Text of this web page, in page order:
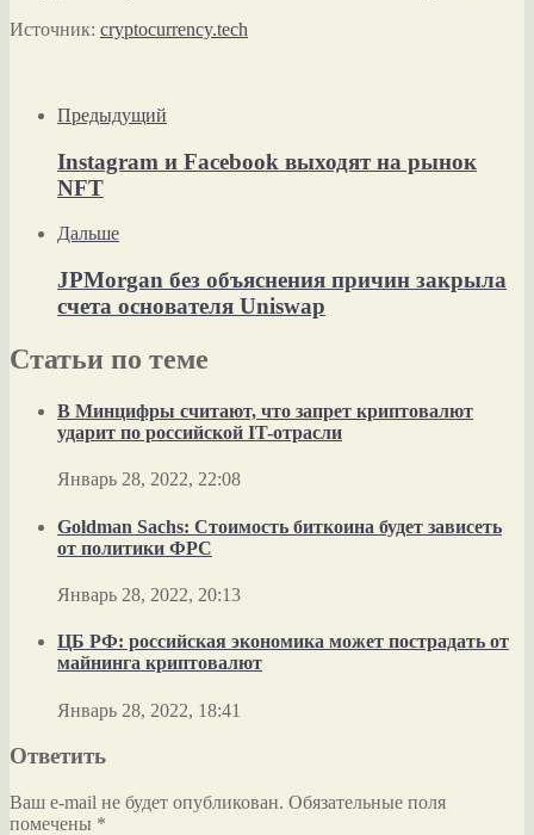
Источник: cryptocurrency.tech
Предыдущий
Instagram и Facebook выходят на рынок
NFT
Дальше
JPMorgan без объяснения причин закрыла
счета основателя Uniswap
Статьи по теме
В Минцифры считают, что запрет криптовалют
ударит по российской IT-отрасли
Январь 28, 2022, 22:08
Goldman Sachs: Стоимость биткоина будет зависеть
от политики ФРС
Январь 28, 2022, 20:13
ЦБ РФ: российская экономика может пострадать от
майнинга криптовалют
Январь 28, 2022, 18:41
Ответить
Ваш e-mail не будет опубликован. Обязательные поля
помечены *